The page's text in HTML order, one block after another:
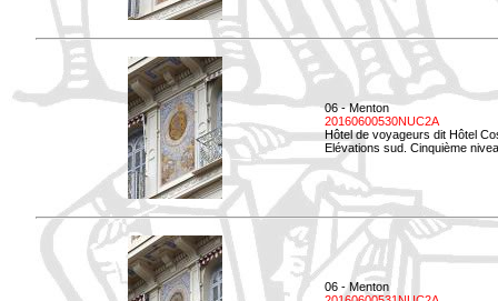
06 - Menton
20160600530NUC2A
Hôtel de voyageurs dit Hôtel
Elévations sud. Cinquième
06 - Menton